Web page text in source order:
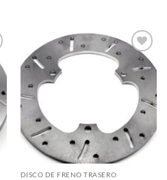
Add to
wishlist
DISCO DE FRENO TRASERO